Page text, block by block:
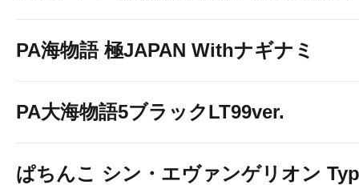
PA海物語 極JAPAN Withナギナミ
PA大海物語5ブラックLT99ver.
ぱちんこ シン・エヴァンゲリオン